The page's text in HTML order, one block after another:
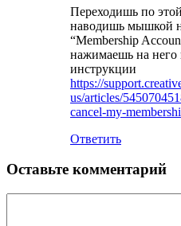
Переходишь по
наводишь мышкой
“Membership
нажимаешь на него
инструкции
https://
us/articles/
cancel-my-
Ответить
Оставьте комментарий